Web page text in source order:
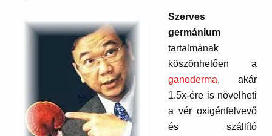
Szerves
germánium
tartalmának
köszönhetően a
ganoderma, akár
1.5x-ére is növelheti
a vér oxigénfelvevő
és szállító